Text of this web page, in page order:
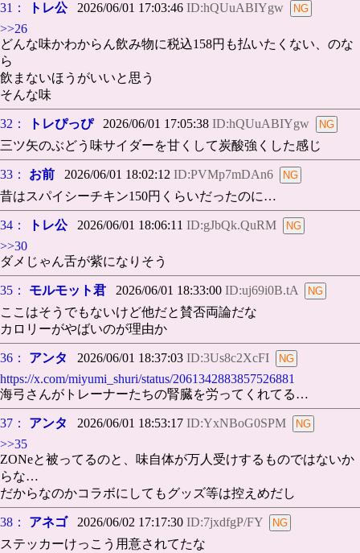
31： トレ公2026/06/01 17:03:46 ID:hQUuABIYgw
>>26
どんな味かわからん飲み物に税込158円も払いたくない、のな
ら
飲まないほうがいいと思う
そんな味
32： トレぴっぴ2026/06/01 17:05:38 ID:hQUuABIYgw
三ツ矢のぶどう味サイダーを甘くして炭酸強くした感じ
33： お前 2026/06/01 18:02:12 ID:PVMp7mDAn6
昔はスパイシーチキン150円くらいだったのに…
34： トレ公2026/06/01 18:06:11 ID:gJbQk.QuRM
>>30
ダメじゃん舌が紫になりそう
35： モルモット君 2026/06/01 18:33:00 ID:uj69i0B.tA
ここはそうでもないけど他だと賛否両論だな
カロリーがやばいのが理由か
36： アンタ 2026/06/01 18:37:03 ID:3Us8c2XcFI
https://x.com/miyumi_shuri/status/2061342883857526881
海弓さんがトレーナーたちの腎臓を労ってくれてる…
37： アンタ 2026/06/01 18:53:17 ID:YxNBoG0SPM
>>35
ZONeと被ってるのと、味自体が万人受けするものではないか
らな…
だからなのかコラボにしてもグッズ等は控えめだし
38： アネゴ2026/06/02 17:17:30 ID:7jxdfgP/FY
ステッカーけっこう用意されてたな